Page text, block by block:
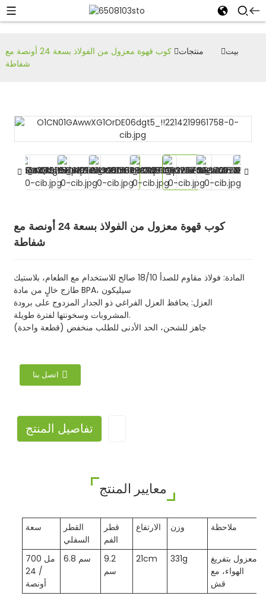
بيت منتجات
كوب قهوة معزول من الفولاذ بسعة 24 أونصة مع
شفاطة
كوب قهوة معزول من الفولاذ بسعة 24 أونصة مع
شفاطة
المادة: فولاذ مقاوم للصدأ 18/10 صالح للاستخدام مع الطعام، بلاستيك
طازج خالٍ من مادة BPA، سيليكون
العزل: يحافظ العزل الفراغي ذو الجدار المزدوج على برودة
المشروبات وسخونتها لفترة طويلة.
جاهز للشحن، الحد الأدنى للطلب منخفض (قطعة واحدة)
اتصل بنا
تفاصيل المنتج
معايير المنتج
سعة
القطر
السفلي
قطر
الفم
الارتفاع وزن ملاحظة
700 مل
/ 24
أونصة
6.8 سم
9.2
سم
21cm 331g
معزول بتفريغ
الهواء، مع
قش